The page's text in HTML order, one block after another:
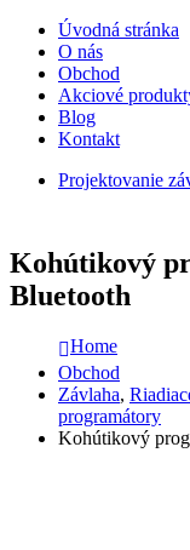
Úvodná stránka
O nás
Obchod
Akciové
Blog
Kontakt
Projektovanie
Kohútikový
Bluetooth
Home
Obchod
Závlaha,
programátory
Kohútikový